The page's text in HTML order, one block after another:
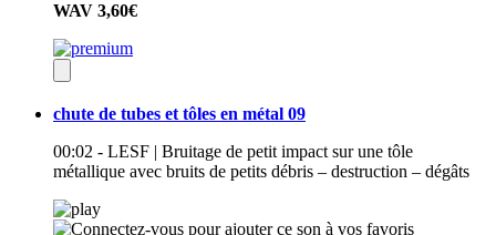
WAV 3,60€
chute de tubes et tôles en métal 09
00:02 - LESF | Bruitage de petit impact sur une tôle
métallique avec bruits de petits débris – destruction – dégâts